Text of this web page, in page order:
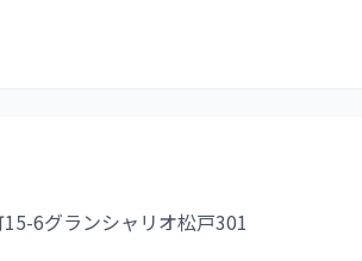
6グランシャリオ松戸301